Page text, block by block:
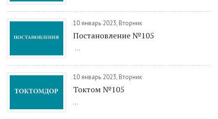
10 январь 2023, Вторник
Постановление №105
...
10 январь 2023, Вторник
Токтом №105
...